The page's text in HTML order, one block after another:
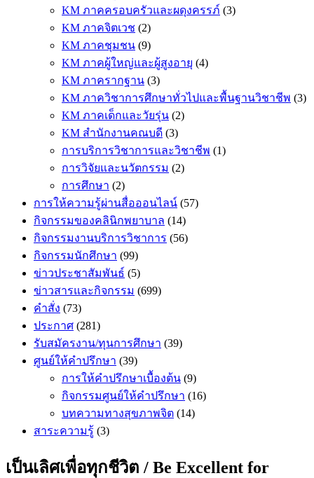
KM ภาคครอบครัวและผดุงครรภ์ (3)
KM ภาคจิตเวช (2)
KM ภาคชุมชน (9)
KM ภาคผู้ใหญ่และผู้สูงอายุ (4)
KM ภาครากฐาน (3)
KM ภาควิชาการศึกษาทั่วไปและพื้นฐานวิชาชีพ (3)
KM ภาคเด็กและวัยรุ่น (2)
KM สำนักงานคณบดี (3)
การบริการวิชาการและวิชาชีพ (1)
การวิจัยและนวัตกรรม (2)
การศึกษา (2)
การให้ความรู้ผ่านสื่อออนไลน์ (57)
กิจกรรมของคลินิกพยาบาล (14)
กิจกรรมงานบริการวิชาการ (56)
กิจกรรมนักศึกษา (99)
ข่าวประชาสัมพันธ์ (5)
ข่าวสารและกิจกรรม (699)
คำสั่ง (73)
ประกาศ (281)
รับสมัครงาน/ทุนการศึกษา (39)
ศูนย์ให้คำปรึกษา (39)
การให้คำปรึกษาเบื้องต้น (9)
กิจกรรมศูนย์ให้คำปรึกษา (16)
บทความทางสุขภาพจิต (14)
สาระความรู้ (3)
เป็นเลิศเพื่อทุกชีวิต / Be Excellent for